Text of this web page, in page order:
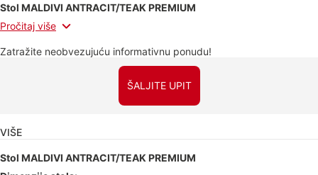
Stol MALDIVI ANTRACIT/TEAK PREMIUM
Pročitaj više
Zatražite neobvezujuću informativnu ponudu!
ŠALJITE UPIT
VIŠE
Stol MALDIVI ANTRACIT/TEAK PREMIUM